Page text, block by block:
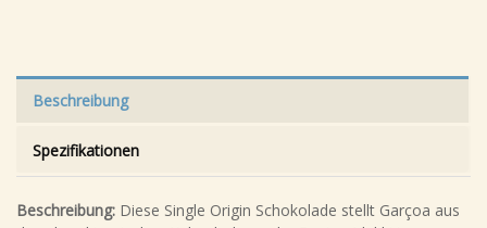
Beschreibung
Spezifikationen
Beschreibung: Diese Single Origin Schokolade stellt Garçoa aus